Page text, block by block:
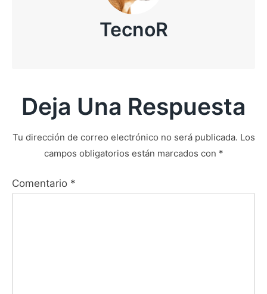
TecnoR
Deja Una Respuesta
Tu dirección de correo electrónico no será publicada. Los
campos obligatorios están marcados con *
Comentario *